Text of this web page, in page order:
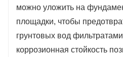
можно уложить на
площадки, чтобы
грунтовых вод
коррозионная стойкость